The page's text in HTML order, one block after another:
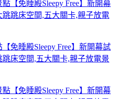
免睡殿Sleepy Free】新開幕試
床空間,五大關卡,親子放電景